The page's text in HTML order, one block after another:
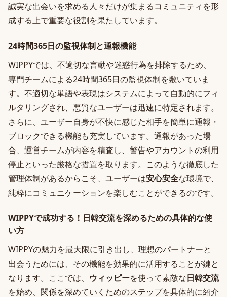
誠実な出会いを求める人々だけが集まるコミュニティを形
成する上で重要な役割を果たしています。
24時間365日の監視体制と通報機能
WIPPYでは、不適切な言動や迷惑行為を排除するため、
専門チームによる24時間365日の監視体制を敷いていま
す。不適切な単語や表現はシステムによって自動的にフィ
ルタリングされ、悪質なユーザーは迅速に特定されます。
さらに、ユーザー自身が不快に感じた相手を簡単に通報・
ブロックできる機能も充実しています。通報があった場
合、運営チームが内容を精査し、警告やアカウントの利用
停止といった厳格な措置を取ります。このような徹底した
管理体制があるからこそ、ユーザーは安心安全な環境で、
純粋にコミュニケーションを楽しむことができるのです。
WIPPYで成功する！日韓交流を深めるための具体的な使
い方
WIPPYの魅力を最大限に引き出し、理想のパートナーと
出会うためには、その機能を効果的に活用することが鍵と
なります。ここでは、 ウィッピーを使って素敵な日韓交流
を始め、関係を深めていくためのステップを具体的に紹介